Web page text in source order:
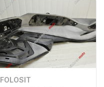
FOLOSIT